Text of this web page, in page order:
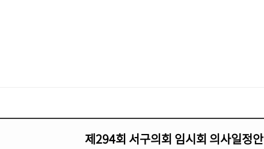
제294회 서구의회 임시회 의사일정안